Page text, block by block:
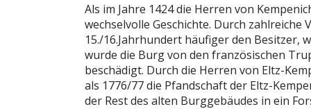
Als im Jahre 1424 die Herren von
wechselvolle Geschichte. Durch
15./16.Jahrhundert häufiger den Besitzer,
wurde die Burg von den französischen
beschädigt. Durch die Herren von Eltz-
als 1776/77 die Pfandschaft der Eltz-
der Rest des alten Burggebäudes in ein